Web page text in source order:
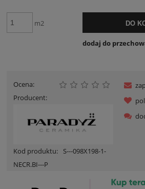
m2 DO
dodaj do
Ocena:
Producent:
Kod produktu:
S---098X198-1-
NECR.BI---P